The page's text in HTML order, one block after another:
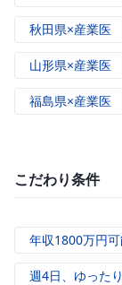
秋田県×産業医
山形県×産業医
福島県×産業医
こだわり条件
年収1800万円
週4日、ゆった